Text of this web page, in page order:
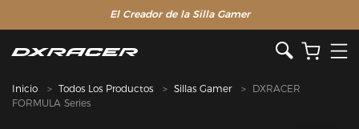
El Creador de la Silla Gamer
Inicio Todos Los Productos Sillas Gamer
DXRACER
FORMULA Series